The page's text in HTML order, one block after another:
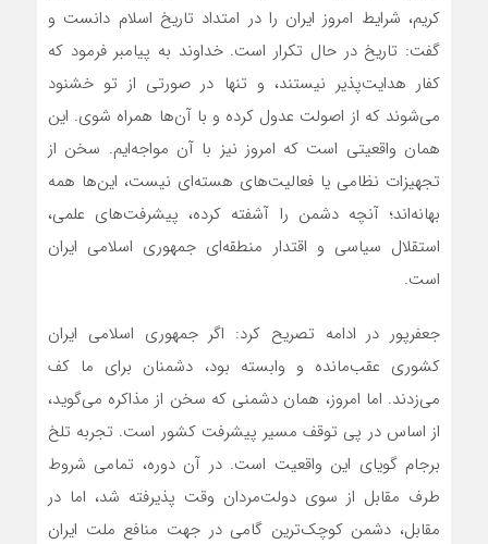
کریم، شرایط امروز ایران را در امتداد تاریخ اسلام دانست و
گفت: تاریخ در حال تکرار است. خداوند به پیامبر فرمود که
کفار هدایت‌پذیر نیستند، و تنها در صورتی از تو خشنود
می‌شوند که از اصولت عدول کرده و با آن‌ها همراه شوی. این
همان واقعیتی است که امروز نیز با آن مواجه‌ایم. سخن از
تجهیزات نظامی یا فعالیت‌های هسته‌ای نیست، این‌ها همه
بهانه‌اند؛ آنچه دشمن را آشفته کرده، پیشرفت‌های علمی،
استقلال سیاسی و اقتدار منطقه‌ای جمهوری اسلامی ایران
است.
جعفرپور در ادامه تصریح کرد: اگر جمهوری اسلامی ایران
کشوری عقب‌مانده و وابسته بود، دشمنان برای ما کف
می‌زدند. اما امروز، همان دشمنی که سخن از مذاکره می‌گوید،
از اساس در پی توقف مسیر پیشرفت کشور است. تجربه تلخ
برجام گویای این واقعیت است. در آن دوره، تمامی شروط
طرف مقابل از سوی دولت‌مردان وقت پذیرفته شد، اما در
مقابل، دشمن کوچک‌ترین گامی در جهت منافع ملت ایران